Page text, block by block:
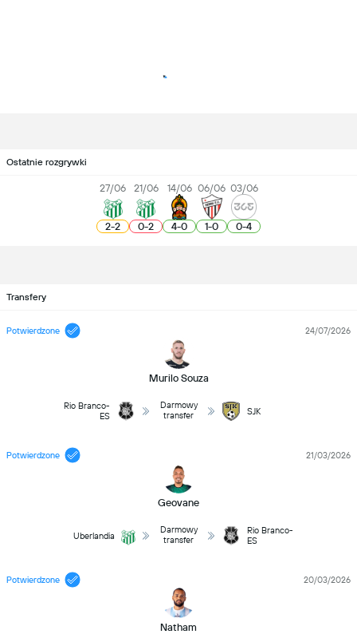
Ostatnie rozgrywki
27/06
2-2
21/06
0-2
14/06
4-0
06/06
1-0
03/06
0-4
Transfery
Potwierdzone
Murilo Souza
24/07/2026
Rio Branco-
ES
Darmowy
transfer
SJK
Potwierdzone
Geovane
21/03/2026
Uberlandia
Darmowy
transfer
Rio Branco-
ES
Potwierdzone
Natham
20/03/2026